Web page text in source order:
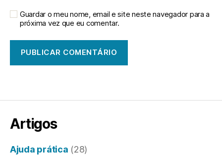
Guardar o meu nome, email e site neste navegador para a
próxima vez que eu comentar.
Artigos
Ajuda prática (28)